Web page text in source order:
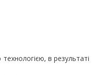
в результаті